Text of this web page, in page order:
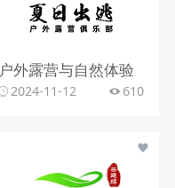
户外露营与自然体验
2024-11-12 610